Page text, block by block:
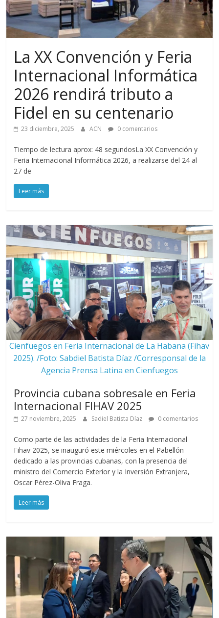
La XX Convención y Feria
Internacional Informática
2026 rendirá tributo a
Fidel en su centenario
23 diciembre, 2025 ACN 0 comentarios
Tiempo de lectura aprox: 48 segundosLa XX Convención y
Feria Internacional Informática 2026, a realizarse del 24 al
27 de
Leer más
Cienfuegos en Feria Internacional de La Habana (Fihav
2025). /Foto: Sabdiel Batista Díaz /Corresponsal de la
Agencia Prensa Latina en Cienfuegos
Provincia cubana sobresale en Feria
Internacional FIHAV 2025
27 noviembre, 2025 Sadiel Batista Díaz 0 comentarios
Como parte de las actividades de la Feria Internacional
Fihav 2025, se inauguró este miércoles en el Pabellón
dedicado a las provincias cubanas, con la presencia del
ministro del Comercio Exterior y la Inversión Extranjera,
Oscar Pérez-Oliva Fraga.
Leer más